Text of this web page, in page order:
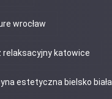
wrocław
relaksacyjny katowice
estetyczna bielsko biała